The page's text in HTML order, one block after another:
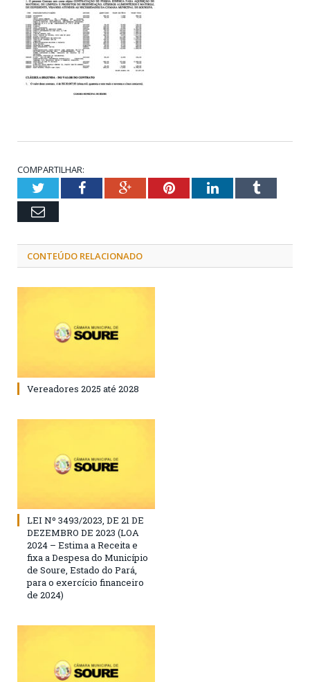
COMPARTILHAR:
TwitterFacebookGoogle+PinterestLinkedInTumblr
Email
CONTEÚDO RELACIONADO
Vereadores 2025 até 2028
LEI Nº 3493/2023, DE 21 DE
DEZEMBRO DE 2023 (LOA
2024 – Estima a Receita e
fixa a Despesa do Município
de Soure, Estado do Pará,
para o exercício financeiro
de 2024)